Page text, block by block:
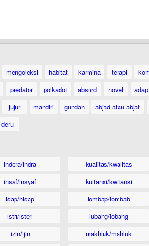
mengoleksi habitat karmina terapi
predator polkadot absurd novel
jujur mandiri gundah abjad-atau-abjat
deru
indera/indra
insaf/insyaf
isap/hisap
istri/isteri
izin/ijin
kualitas/kwalitas
kuitansi/kwitansi
lembap/lembab
lubang/lobang
makhluk/mahluk